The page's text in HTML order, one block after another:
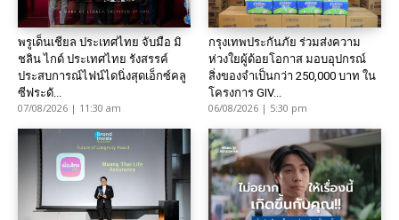
พรูเด็นเชียล ประเทศไทย จับมือ มิ
ชลิน ไกด์ ประเทศไทย รังสรรค์
ประสบการณ์ไฟน์ไดนิ่งสุดเอ็กซ์คลู
ซีฟระดั...
07/08/2026 | 11:30 am
กรุงเทพประกันภัย ร่วมส่งความ
ห่วงใยผู้ด้อยโอกาส มอบอุปกรณ์
สิ่งของจำเป็นกว่า 250,000 บาท ใน
โครงการ GIV...
06/08/2026 | 5:30 pm